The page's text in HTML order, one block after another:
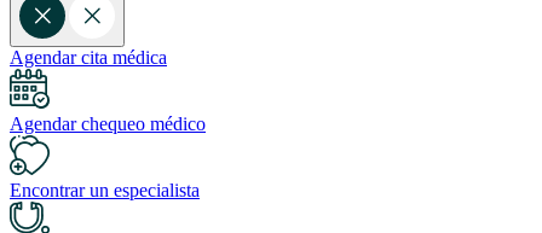
Agendar cita médica
Agendar chequeo médico
Encontrar un especialista